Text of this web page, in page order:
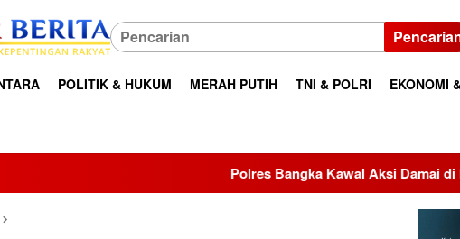
POLITIK & HUKUM MERAH PUTIH TNI & POLRI EKONOMI
Polres Bangka Kawal Aksi Damai di Kantor Bupati, Aspirasi